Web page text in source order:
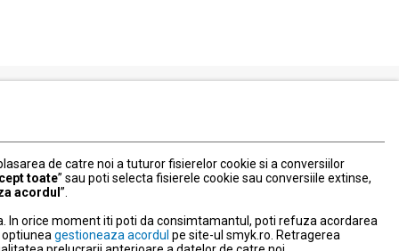
de catre noi a tuturor fisierelor cookie si a conversiilor
toate” sau poti selecta fisierele cookie sau conversiile extinse,
acordul ”.
In orice moment iti poti da consimtamantul, poti refuza acordarea
gestioneaza acordul pe site-ul smyk.ro. Retragerea
031 40 50 900